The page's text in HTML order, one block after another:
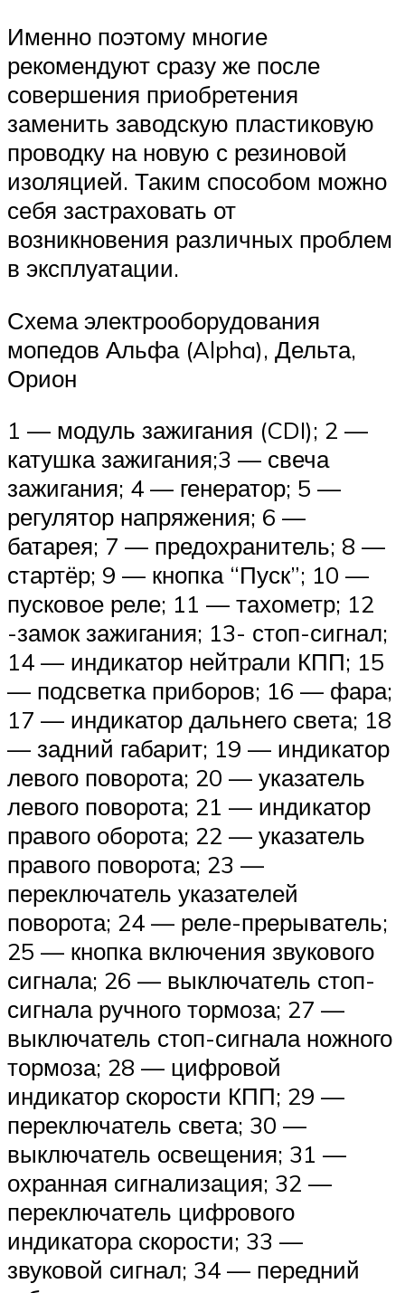
Именно поэтому многие
рекомендуют сразу же после
совершения приобретения
заменить заводскую пластиковую
проводку на новую с резиновой
изоляцией. Таким способом можно
себя застраховать от
возникновения различных проблем
в эксплуатации.
Схема электрооборудования
мопедов Альфа (Alpha), Дельта,
Орион
1 — модуль зажигания (CDI); 2 —
катушка зажигания;3 — свеча
зажигания; 4 — генератор; 5 —
регулятор напряжения; 6 —
батарея; 7 — предохранитель; 8 —
стартёр; 9 — кнопка “Пуск”; 10 —
пусковое реле; 11 — тахометр; 12
-замок зажигания; 13- стоп-сигнал;
14 — индикатор нейтрали КПП; 15
— подсветка приборов; 16 — фара;
17 — индикатор дальнего света; 18
— задний габарит; 19 — индикатор
левого поворота; 20 — указатель
левого поворота; 21 — индикатор
правого оборота; 22 — указатель
правого поворота; 23 —
переключатель указателей
поворота; 24 — реле-прерыватель;
25 — кнопка включения звукового
сигнала; 26 — выключатель стоп-
сигнала ручного тормоза; 27 —
выключатель стоп-сигнала ножного
тормоза; 28 — цифровой
индикатор скорости КПП; 29 —
переключатель света; 30 —
выключатель освещения; 31 —
охранная сигнализация; 32 —
переключатель цифрового
индикатора скорости; 33 —
звуковой сигнал; 34 — передний